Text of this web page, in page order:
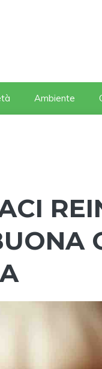
Ambiente